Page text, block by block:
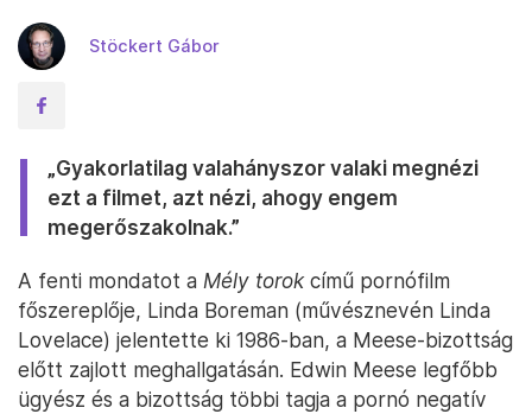
Stöckert Gábor
„Gyakorlatilag valahányszor valaki megnézi
ezt a filmet, azt nézi, ahogy engem
megerőszakolnak.”
A fenti mondatot a Mély torokcímű pornófilm
főszereplője, Linda Boreman (művésznevén Linda
Lovelace) jelentette ki 1986-ban, a Meese-bizottság
előtt zajlott meghallgatásán. Edwin Meese legfőbb
ügyész és a bizottság többi tagja a pornó negatív